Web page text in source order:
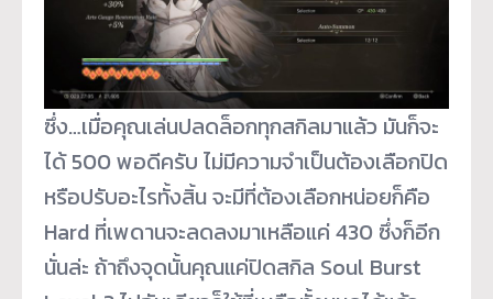
ซึ่ง…เมื่อคุณเล่นปลดล็อกทุกสกิลมาแล้ว มันก็จะ
ได้ 500 พอดีครับ ไม่มีความจำเป็นต้องเลือกปิด
หรือปรับอะไรทั้งสิ้น จะมีที่ต้องเลือกหน่อยก็คือ
Hard ที่เพดานจะลดลงมาเหลือแค่ 430 ซึ่งก็อีก
นั่นล่ะ ถ้าถึงจุดนั้นคุณแค่ปิดสกิล Soul Burst